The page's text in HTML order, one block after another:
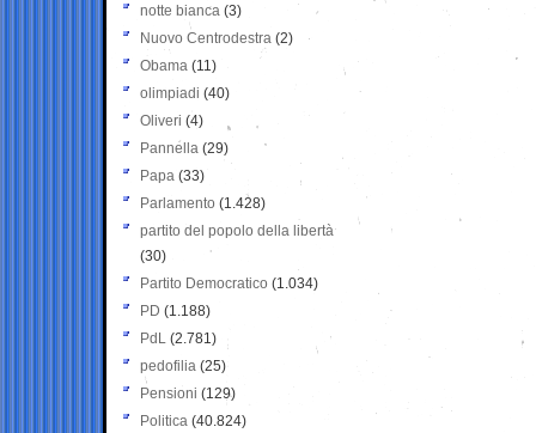
notte bianca (3)
Nuovo Centrodestra (2)
Obama (11)
olimpiadi (40)
Oliveri (4)
Pannella (29)
Papa (33)
Parlamento (1.428)
partito del popolo della libertà
(30)
Partito Democratico (1.034)
PD (1.188)
PdL (2.781)
pedofilia (25)
Pensioni (129)
Politica (40.824)